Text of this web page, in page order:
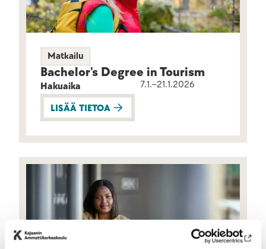
Matkailu
Bachelor's Degree in Tourism
Hakuaika
7.1.–21.1.2026
LISÄÄ TIETOA